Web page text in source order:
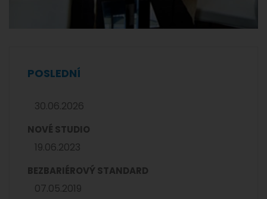
POSLEDNÍ
30.06.2026
NOVÉ STUDIO
19.06.2023
BEZBARIÉROVÝ STANDARD
07.05.2019